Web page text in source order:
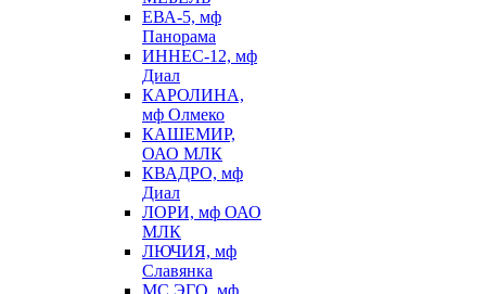
ЕВА-5, мф
Панорама
ИННЕС-12, мф
Диал
КАРОЛИНА,
мф Олмеко
КАШЕМИР,
ОАО МЛК
КВАДРО, мф
Диал
ЛОРИ, мф ОАО
МЛК
ЛЮЧИЯ, мф
Славянка
МС ЭГО, мф